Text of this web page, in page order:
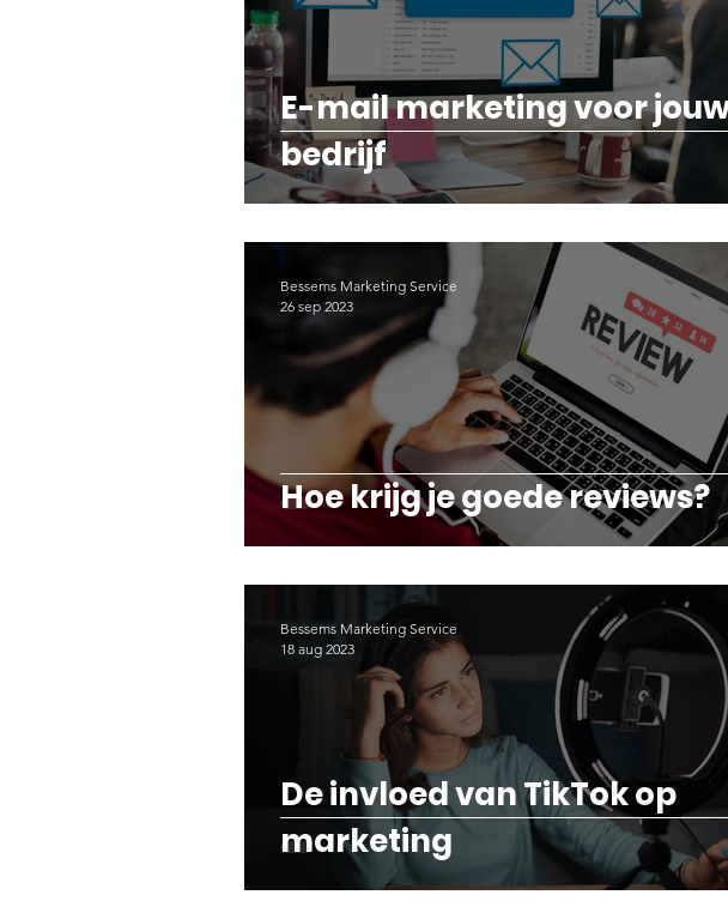
Content Marketing | Bessems Blog Tips &
E-mail marketing voor
bedrijf
Hoe krijg je goede reviews?
Bessems Marketing Service
26 sep 2023
De invloed van TikTok op
marketing
Bessems Marketing Service
18 aug 2023